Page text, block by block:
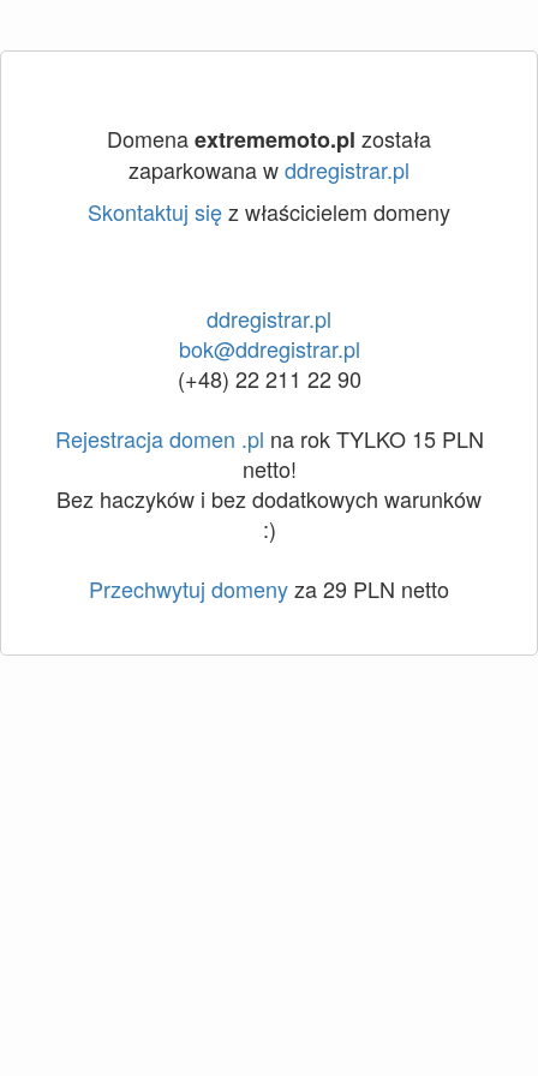
Domenaextrememoto.pl została
zaparkowana wddregistrar.pl
Skontaktuj sięz właścicielem domeny
ddregistrar.pl
bok@ddregistrar.pl
(+48) 22 211 22 90
Rejestracja domen .pl na rok TYLKO 15 PLN
netto!
Bez haczyków i bez dodatkowych warunków
:)
Przechwytuj domenyza 29 PLN netto